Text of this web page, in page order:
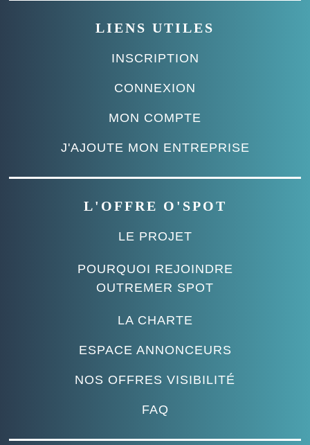
LIENS UTILES
INSCRIPTION
CONNEXION
MON COMPTE
J'AJOUTE MON ENTREPRISE
L'OFFRE O'SPOT
LE PROJET
POURQUOI REJOINDRE
OUTREMER SPOT
LA CHARTE
ESPACE ANNONCEURS
NOS OFFRES VISIBILITÉ
FAQ